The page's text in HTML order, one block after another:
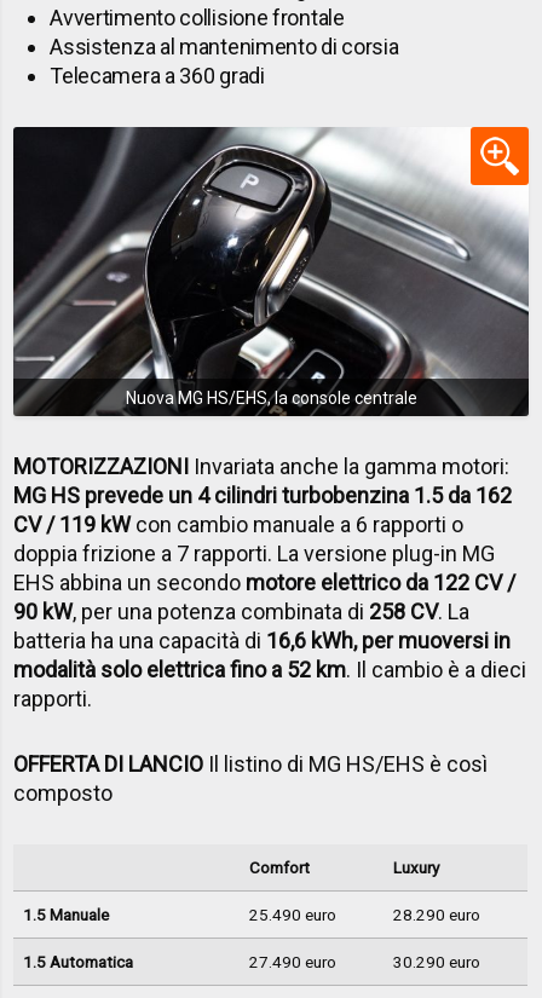
Avvertimento collisione frontale
Assistenza al mantenimento di corsia
Telecamera a 360 gradi
Nuova MG HS/EHS, la console centrale
MOTORIZZAZIONI Invariata anche la gamma motori:
MG HS prevede un 4 cilindri turbobenzina 1.5 da 162
CV / 119 kWcon cambio manuale a 6 rapporti o
doppia frizione a 7 rapporti. La versione plug-in MG
EHS abbina un secondo motore elettrico da 122 CV /
90 kW, per una potenza combinata di 258 CV. La
batteria ha una capacità di 16,6 kWh, per muoversi in
modalità solo elettrica fino a 52 km. Il cambio è a dieci
rapporti.
OFFERTA DI LANCIO Il listino di MG HS/EHS è così
composto
Comfort Luxury
1.5 Manuale 25.490 euro 28.290 euro
1.5 Automatica 27.490 euro 30.290 euro